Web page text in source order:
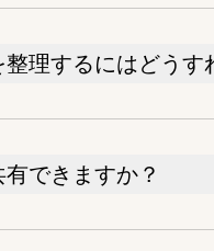
理するにはどうす
できますか？